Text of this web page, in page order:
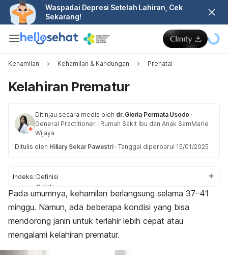
Waspadai Depresi Setelah Lahiran, Cek
Sekarang!
Kehamilan Kehamilan & Kandungan Prenatal
Kelahiran Prematur
Ditinjau secara medis oleh dr. Gloria Permata Usodo ·
General Practitioner · Rumah Sakit Ibu dan Anak SamMarie
Wijaya
Ditulis oleh Hillary Sekar Pawestri · Tanggal diperbarui 15/01/2025
Indeks: Definisi
Gejala
Penyebab dan faktor risiko
Diagnosis
Penanganan
Pencegahan
Pada umumnya, kehamilan berlangsung selama 37–41
minggu. Namun, ada beberapa kondisi yang bisa
mendorong janin untuk terlahir lebih cepat atau
mengalami kelahiran prematur.